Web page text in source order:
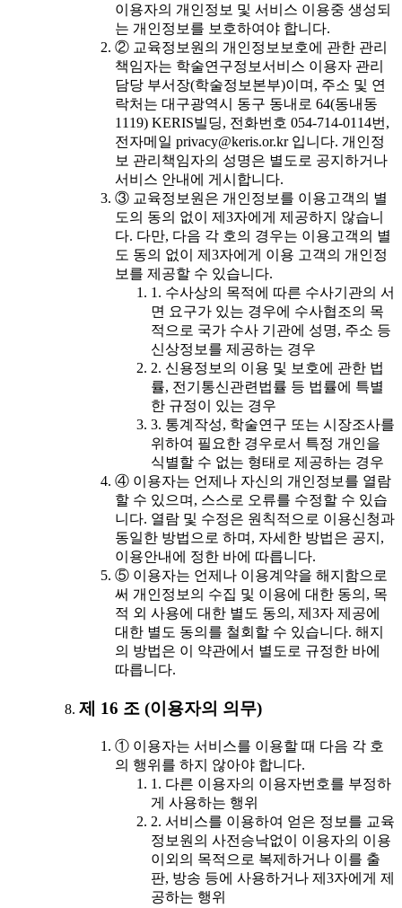
이용자의 개인정보 및 서비스 이용중 생성되
는 개인정보를 보호하여야 합니다.
② 교육정보원의 개인정보보호에 관한 관리
책임자는 학술연구정보서비스 이용자 관리
담당 부서장(학술정보본부)이며, 주소 및 연
락처는 대구광역시 동구 동내로 64(동내동
1119) KERIS빌딩, 전화번호 054-714-0114번,
전자메일 privacy@keris.or.kr 입니다. 개인정
보 관리책임자의 성명은 별도로 공지하거나
서비스 안내에 게시합니다.
③ 교육정보원은 개인정보를 이용고객의 별
도의 동의 없이 제3자에게 제공하지 않습니
다. 다만, 다음 각 호의 경우는 이용고객의 별
도 동의 없이 제3자에게 이용 고객의 개인정
보를 제공할 수 있습니다.
1. 수사상의 목적에 따른 수사기관의 서
면 요구가 있는 경우에 수사협조의 목
적으로 국가 수사 기관에 성명, 주소 등
신상정보를 제공하는 경우
2. 신용정보의 이용 및 보호에 관한 법
률, 전기통신관련법률 등 법률에 특별
한 규정이 있는 경우
3. 통계작성, 학술연구 또는 시장조사를
위하여 필요한 경우로서 특정 개인을
식별할 수 없는 형태로 제공하는 경우
④ 이용자는 언제나 자신의 개인정보를 열람
할 수 있으며, 스스로 오류를 수정할 수 있습
니다. 열람 및 수정은 원칙적으로 이용신청과
동일한 방법으로 하며, 자세한 방법은 공지,
이용안내에 정한 바에 따릅니다.
⑤ 이용자는 언제나 이용계약을 해지함으로
써 개인정보의 수집 및 이용에 대한 동의, 목
적 외 사용에 대한 별도 동의, 제3자 제공에
대한 별도 동의를 철회할 수 있습니다. 해지
의 방법은 이 약관에서 별도로 규정한 바에
따릅니다.
제 16 조 (이용자의 의무)
① 이용자는 서비스를 이용할 때 다음 각 호
의 행위를 하지 않아야 합니다.
1. 다른 이용자의 이용자번호를 부정하
게 사용하는 행위
2. 서비스를 이용하여 얻은 정보를 교육
정보원의 사전승낙없이 이용자의 이용
이외의 목적으로 복제하거나 이를 출
판, 방송 등에 사용하거나 제3자에게 제
공하는 행위